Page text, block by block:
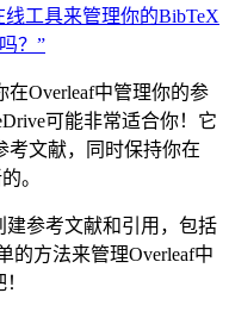
线工具来管理你的BibTeX
？”
Overleaf中管理你的参
可能非常适合你！它
考文献，同时保持你在
。
建参考文献和引用，包括
的方法来管理Overleaf中